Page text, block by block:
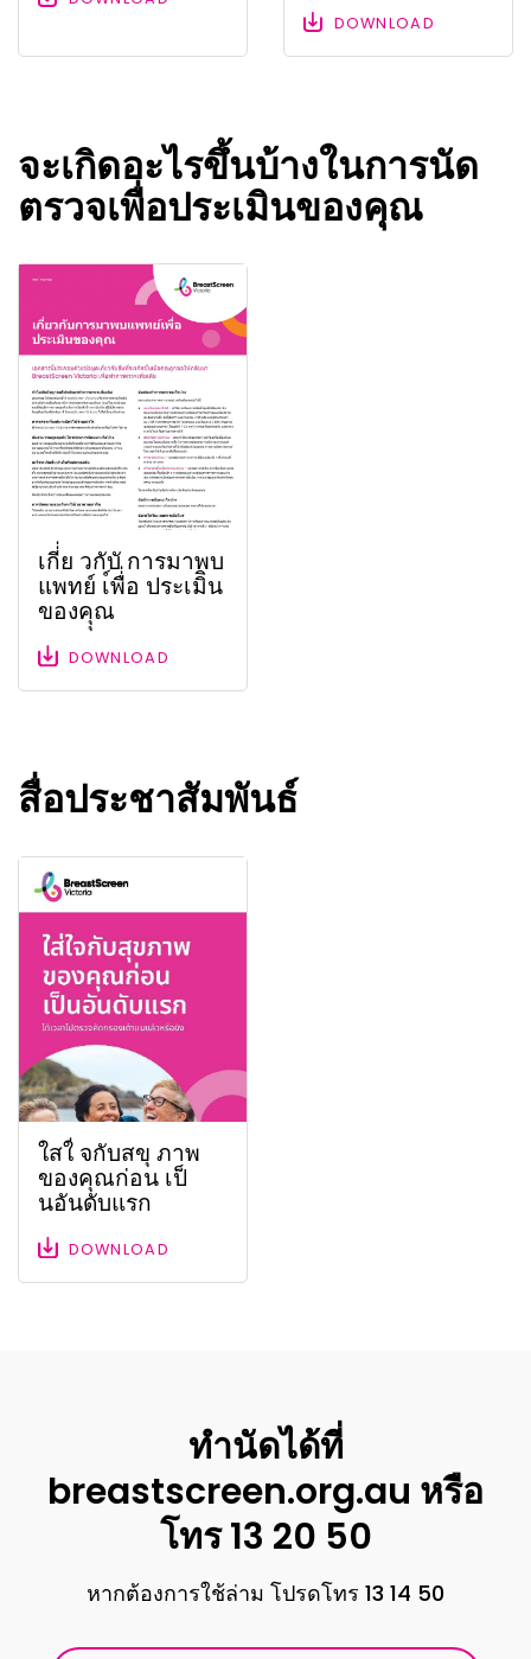
DOWNLOAD
จะเกิดอะไรขึ้นบ้างในการนัด
ตรวจเพื่อประเมินของคุณ
เกี่่ย วกับั การมาพบ
แพทย์ เ์พื่่อ ประเมิิน
ของคุุณ
DOWNLOAD
สื่อประชาสัมพันธ์
ใสใ่ จกับสขุ ภาพ
ของคุณก่อน เป็
นอันดับแรก
DOWNLOAD
ทำนัดได้ที่
breastscreen.org.au หรือ
โทร 13 20 50
หากต้องการใช้ล่าม โปรดโทร 13 14 50